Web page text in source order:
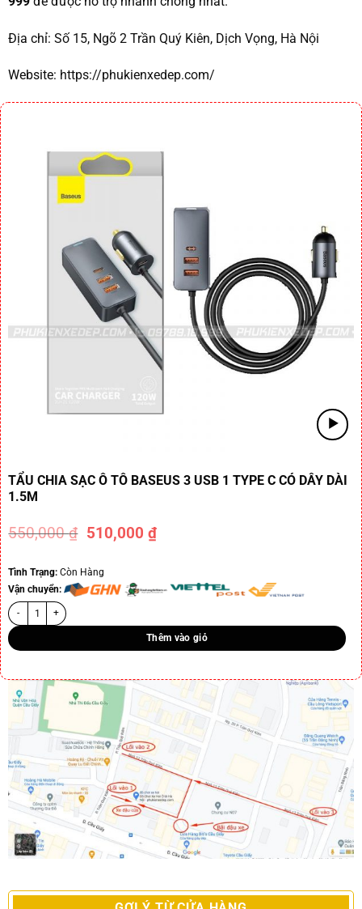
Địa chỉ: Số 15, Ngõ 2 Trần Quý Kiên, Dịch Vọng, Hà Nội
Website: https://phukienxedep.com/
TẨU CHIA SẠC Ô TÔ BASEUS 3 USB 1 TYPE C CÓ DÂY DÀI
1.5M
550,000₫ 510,000₫
Tình Trạng:Còn Hàng
Vận chuyển:
Thêm vào giỏ